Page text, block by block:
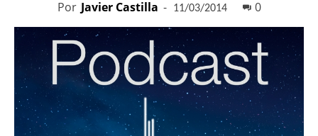
Por Javier Castilla - 11/03/2014 0